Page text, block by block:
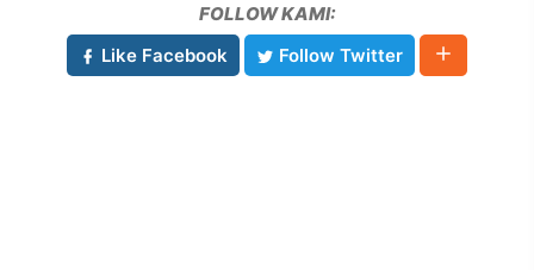
FOLLOW KAMI:
Like Facebook
Follow Twitter